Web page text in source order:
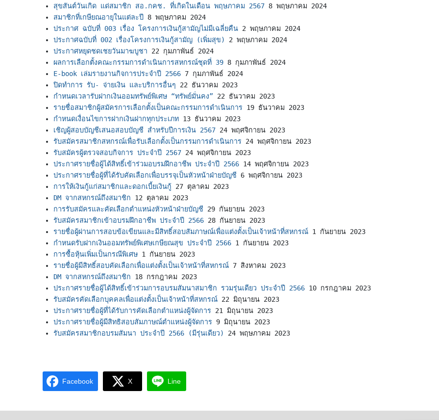
สุขสันต์วันเกิด แด่สมาชิก สอ.กคช. ที่เกิดในเดือน พฤษภาคม 2567 8 พฤษภาคม 2024
สมาชิกที่เกษียณอายุในแต่ละปี
8 พฤษภาคม 2024
ประกาศ ฉบับที่ 003 เรื่อง โครงการเงินกู้สามัญไม่มีเฉลี่ยคืน 2 พฤษภาคม 2024
ประกาศฉบับที่ 002 เรื่องโครงการเงินกู้สามัญ (เพิ่มสุข)
2 พฤษภาคม 2024
ประกาศหยุดชดเชยวันมาฆบูชา
22 กุมภาพันธ์ 2024
ผลการเลือกตั้งคณะกรรมการดำเนินการสหกรณ์ชุดที่ 39 8 กุมภาพันธ์ 2024
E-book เล่มรายงานกิจการประจำปี 2566 7 กุมภาพันธ์ 2024
ปิดทำการ รับ- จ่ายเงิน และบริการอื่นๆ
22 ธันวาคม 2023
กำหนดเวลารับฝากเงินออมทรัพย์พิเศษ “ทรัพย์มั่นคง”
22 ธันวาคม 2023
รายชื่อสมาชิกผู้สมัครการเลือกตั้งเป็นคณะกรรมการดำเนินการ 19 ธันวาคม 2023
กำหนดเงื่อนไขการฝากเงินฝากทุกประเภท 13 ธันวาคม 2023
เชิญผู้สอบบัญชีเสนอสอบบัญชี สำหรับปีการเงิน 2567 24 พฤศจิกายน 2023
รับสมัครสมาชิกสหกรณ์เพื่อรับเลือกตั้งเป็นกรรมการดำเนินการ 24 พฤศจิกายน 2023
รับสมัครผู้ตรวจสอบกิจการ ประจำปี 2567 24 พฤศจิกายน 2023
ประกาศรายชื่อผู้ได้สิทธิ์เข้าร่วมอบรมฝึกอาชีพ ประจำปี 2566 14 พฤศจิกายน 2023
ประกาศรายชื่อผู้ที่ได้รับคัดเลือกเพื่อบรรจุเป็นหัวหน้าฝ่ายบัญชี
6 พฤศจิกายน 2023
การให้เงินกู้แก่สมาชิกและดอกเบี้ยเงินกู้
27 ตุลาคม 2023
DM จากสหกรณ์ถึงสมาชิก
12 ตุลาคม 2023
การรับสมัครและคัดเลือกตำแหน่งหัวหน้าฝ่ายบัญชี
29 กันยายน 2023
รับสมัครสมาชิกเข้าอบรมฝึกอาชีพ ประจำปี 2566 28 กันยายน 2023
รายชื่อผู้ผ่านการสอบข้อเขียนและมีสิทธิ์สอบสัมภาษณ์เพื่อแต่งตั้งเป็นเจ้าหน้าที่สหกรณ์ 1 กันยายน 2023
กำหนดรับฝากเงินออมทรัพย์พิเศษเกษียณสุข ประจำปี 2566 1 กันยายน 2023
การซื้อหุ้นเพิ่มเป็นกรณีพิเศษ 1 กันยายน 2023
รายชื่อผู้มีสิทธิ์สอบคัดเลือกเพื่อแต่งตั้งเป็นเจ้าหน้าที่สหกรณ์ 7 สิงหาคม 2023
DM จากสหกรณ์ถึงสมาชิก
18 กรกฎาคม 2023
ประกาศรายชื่อผู้ได้สิทธิ์เข้าร่วมการอบรมสัมนาสมาชิก รวมรุ่นเดียว ประจำปี 2566 10 กรกฎาคม 2023
รับสมัครคัดเลือกบุคคลเพื่อแต่งตั้งเป็นเจ้าหน้าที่สหกรณ์ 22 มิถุนายน 2023
ประกาศรายชื่อผู้ที่ได้รับการคัดเลือกตำแหน่งผู้จัดการ 21 มิถุนายน 2023
ประกาศรายชื่อผู้มีสิทธิสอบสัมภาษณ์ตำแหน่งผู้จัดการ 9 มิถุนายน 2023
รับสมัครสมาชิกอบรมสัมนา ประจำปี 2566 (มีรุ่นเดียว)
24 พฤษภาคม 2023
Facebook X Line